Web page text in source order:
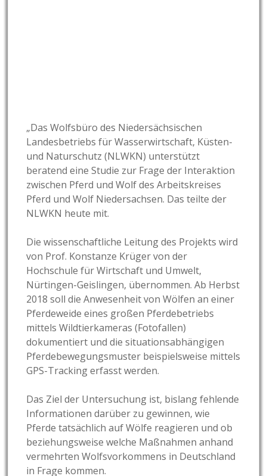
„Das Wolfsbüro des Niedersächsischen
Landesbetriebs für Wasserwirtschaft, Küsten-
und Naturschutz (NLWKN) unterstützt
beratend eine Studie zur Frage der Interaktion
zwischen Pferd und Wolf des Arbeitskreises
Pferd und Wolf Niedersachsen. Das teilte der
NLWKN heute mit.
Die wissenschaftliche Leitung des Projekts wird
von Prof. Konstanze Krüger von der
Hochschule für Wirtschaft und Umwelt,
Nürtingen-Geislingen, übernommen. Ab Herbst
2018 soll die Anwesenheit von Wölfen an einer
Pferdeweide eines großen Pferdebetriebs
mittels Wildtierkameras (Fotofallen)
dokumentiert und die situationsabhängigen
Pferdebewegungsmuster beispielsweise mittels
GPS-Tracking erfasst werden.
Das Ziel der Untersuchung ist, bislang fehlende
Informationen darüber zu gewinnen, wie
Pferde tatsächlich auf Wölfe reagieren und ob
beziehungsweise welche Maßnahmen anhand
vermehrten Wolfsvorkommens in Deutschland
in Frage kommen.